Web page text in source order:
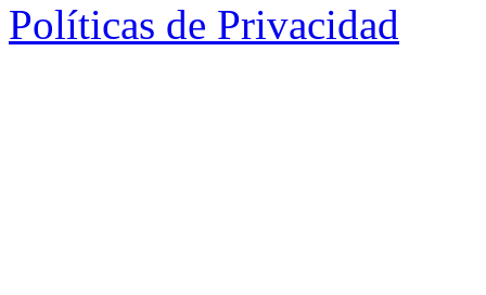
Políticas de Privacidad